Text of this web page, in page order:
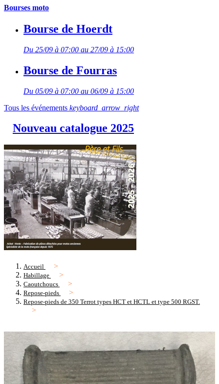
Bourses moto
Bourse de Hoerdt
Du 25/09 à 07:00 au 27/09 à 15:00
Bourse de Fourras
Du 05/09 à 07:00 au 06/09 à 15:00
Tous les événements keyboard_arrow_right
Nouveau catalogue 2025
Accueil
Habillage
Caoutchoucs
Repose-pieds
Repose-pieds de 350 Terrot types HCT et HCTL et type 500 RGST.